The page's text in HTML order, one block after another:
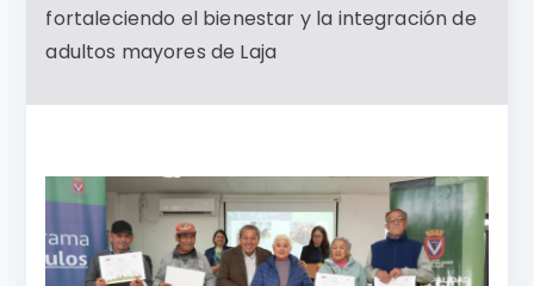
fortaleciendo el bienestar y la integración de
adultos mayores de Laja